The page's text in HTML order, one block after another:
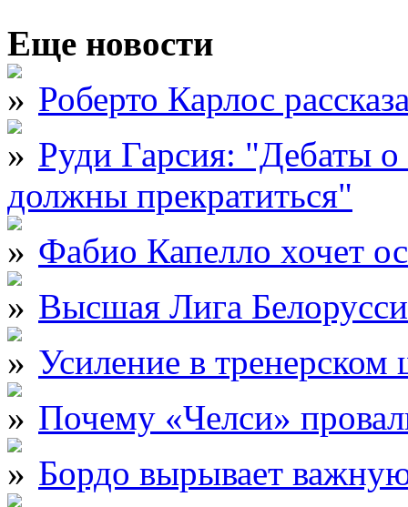
Еще новости
Роберто Карлос
Руди Гарсия: "Дебаты
должны прекратиться"
Фабио Капелло хочет
Высшая Лига
Усиление в
Почему «Челси»
Бордо вырывает